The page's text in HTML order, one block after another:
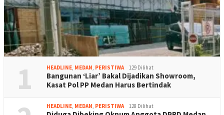
1 HEADLINE, MEDAN, PERISTIWA 129 Dilihat
Bangunan ‘Liar’ Bakal Dijadikan Showroom,
Kasat Pol PP Medan Harus Bertindak
HEADLINE, MEDAN, PERISTIWA 128 Dilihat